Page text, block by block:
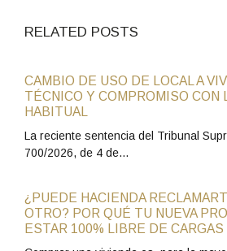
RELATED POSTS
CAMBIO DE USO DE LOCAL A
TÉCNICO Y COMPROMISO CON
HABITUAL
La reciente sentencia del Tribunal
700/2026, de 4 de…
¿PUEDE HACIENDA
OTRO? POR QUÉ TU NUEVA
ESTAR 100% LIBRE DE CARGAS